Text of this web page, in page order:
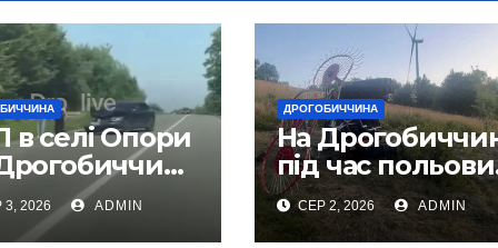
в селі Опори
2026 ADMIN
ДРОГОБИЧЧИНА
На
під час
робіт загинув
тракторист
СЕР 2, 2026 ADMIN